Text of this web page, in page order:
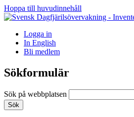
Hoppa till huvudinnehåll
Logga in
In English
Bli medlem
Sökformulär
Sök på webbplatsen